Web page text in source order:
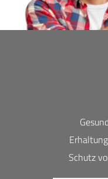
Schutz